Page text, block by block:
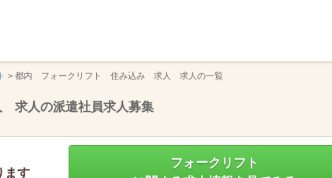
> 都内 フォークリフト 住み込み 求人 求人の一覧
人の派遣社員求人募集
ます
フォークリフト